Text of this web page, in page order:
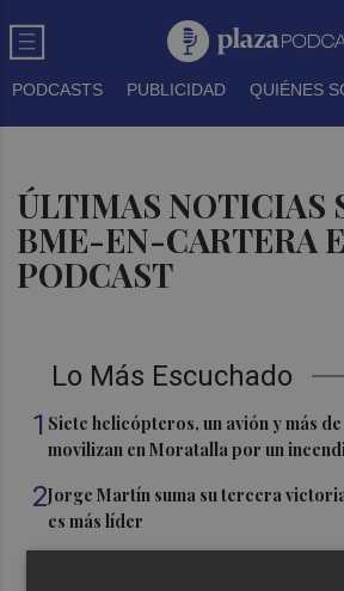
PODCASTS PUBLICIDAD QUIÉNES
ÚLTIMAS NOTICIAS
BME-EN-CARTERA
PODCAST
Lo Más Escuchado
1 Siete helicópteros, un avión y más
movilizan en Moratalla por un
2Jorge Martín suma su tercera
es más líder